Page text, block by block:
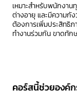
เหมาะสำหรับพนักงา
ต่างอายุ และมีความกั
ต้องการเพิ่มประสิทธิ
ทำงานร่วมกัน ขาดทัก
คอร์สนี้ช่วยองค์ก